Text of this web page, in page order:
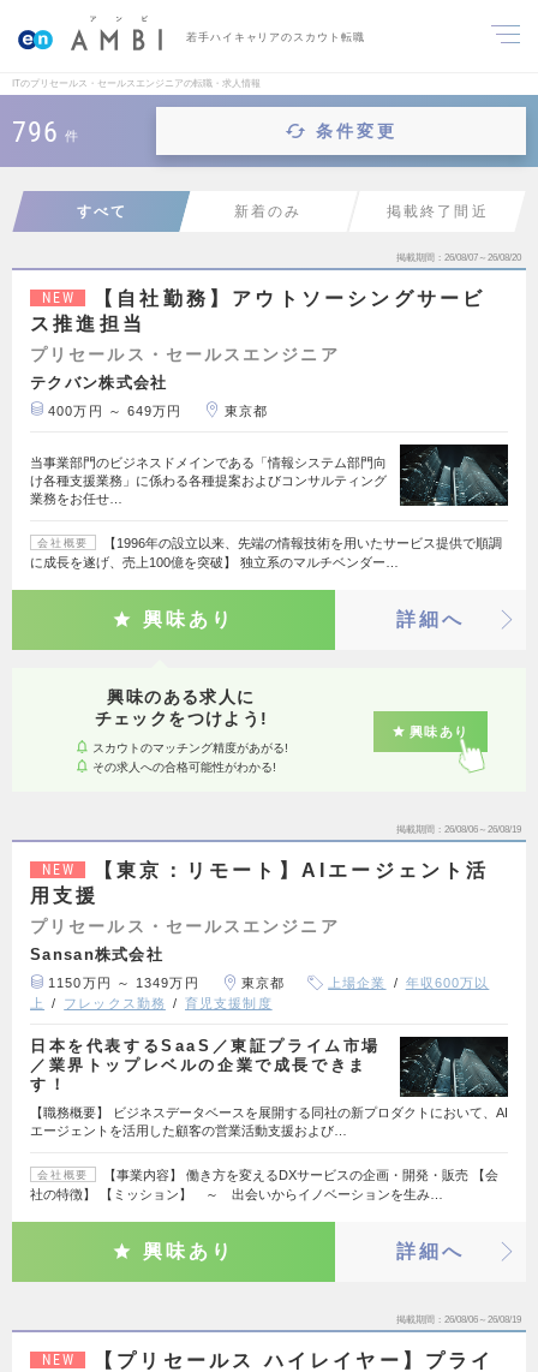
若手ハイキャリアのスカウト転職
ITのプリセールス・セールスエンジニアの転職・求人情報
796 件 条件変更
すべて 新着のみ 掲載終了間近
掲載期間 26/08/07～26/08/20
NEW
【自社勤務】アウトソーシングサービ
ス推進担当
プリセールス・セールスエンジニア
テクバン株式会社
400万円 ～ 649万円 東京都
当事業部門のビジネスドメインである「情報システム部門向
け各種支援業務」に係わる各種提案およびコンサルティング
業務をお任せ…
会社概要
【1996年の設立以来、先端の情報技術を用いたサービス提供で順調
に成長を遂げ、売上100億を突破】 独立系のマルチベンダー…
興味あり 詳細へ
興味のある求人に
チェックをつけよう!
スカウトのマッチング精度があがる!
その求人への合格可能性がわかる!
興味あり
掲載期間 26/08/06～26/08/19
NEW
【東京：リモート】AIエージェント活
用支援
プリセールス・セールスエンジニア
Sansan株式会社
1150万円 ～ 1349万円 東京都 上場企業
年収600万以
上
フレックス勤務 育児支援制度
日本を代表するSaaS／東証プライム市場
／業界トップレベルの企業で成長できま
す！
【職務概要】 ビジネスデータベースを展開する同社の新プロダクトにおいて、AI
エージェントを活用した顧客の営業活動支援および…
会社概要
【事業内容】 働き方を変えるDXサービスの企画・開発・販売 【会
社の特徴】 【ミッション】 ～ 出会いからイノベーションを生み…
興味あり 詳細へ
掲載期間 26/08/06～26/08/19
NEW
【プリセールス ハイレイヤー】プライ